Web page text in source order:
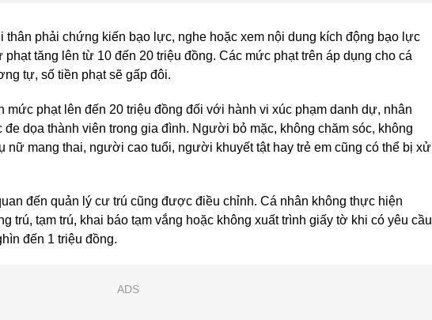
phải chứng kiến bạo lực, nghe hoặc xem nội dung kích động bạo lực
tăng lên từ 10 đến 20 triệu đồng. Các mức phạt trên áp dụng cho cá
tự, số tiền phạt sẽ gấp đôi.
mức phạt lên đến 20 triệu đồng đối với hành vi xúc phạm danh dự, nhân
dọa thành viên trong gia đình. Người bỏ mặc, không chăm sóc, không
mang thai, người cao tuổi, người khuyết tật hay trẻ em cũng có thể bị xử
đến quản lý cư trú cũng được điều chỉnh. Cá nhân không thực hiện
trú, tạm trú, khai báo tạm vắng hoặc không xuất trình giấy tờ khi có yêu cầu
đến 1 triệu đồng.
ADS